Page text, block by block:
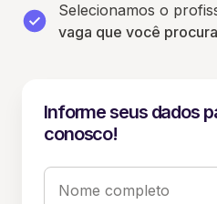
Selecionamos o
vaga que você procura
Informe seus dados
conosco!
Nome completo